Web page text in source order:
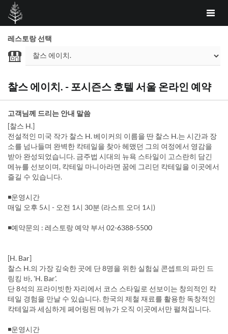
레스토랑 선택
찰스 에이치. - 포시즌스 호텔 서울 온라인 예약
고객님께 드리는 안내 말씀
[찰스 H.]
전설적인 미국 작가 찰스 H. 베이커의 이름을 딴 찰스 H.는 시간과 장
소를 넘나들며 완벽한 칵테일을 찾아 헤맸던 그의 여정에서 영감을
받아 완성되었습니다. 금주법 시대의 뉴욕 스타일이 고스란히 담긴
메뉴를 선보이며, 칵테일 마니아라면 꿈에 그리던 칵테일을 이곳에서
즐길 수 있습니다.
◾운영시간
매일 오후 5시 - 오전 1시 30분 (라스트 오더 1시)
◾예약문의 : 레스토랑 예약 부서 02-6388-5500
[H. Bar]
찰스 H.의 가장 깊숙한 곳에 단 8명을 위한 실험실 콘셉트의 파인 드
링킹 바, 'H. Bar'.
단 8석의 프라이빗한 자리에서 코스 스타일로 선보이는 창의적인 칵
테일 경험을 만날 수 있습니다. 한국의 제철 재료를 활용한 독창적인
칵테일과 세심하게 페어링된 메뉴가 오직 이곳에서만 펼쳐집니다.
◾운영시간